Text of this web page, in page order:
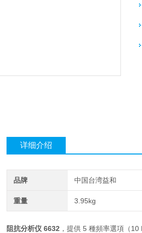
详细介绍
品牌 中国台湾益和
重量 3.95kg
阻抗分析仪 6632 ，提供 5 種頻率選項（